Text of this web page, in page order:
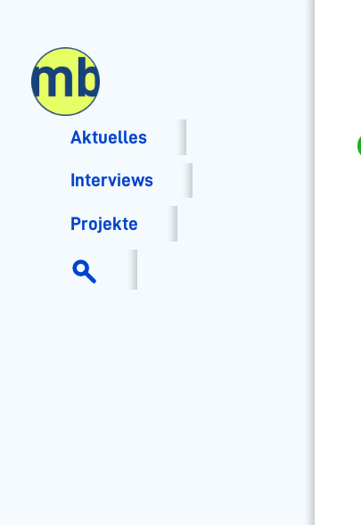
Aktuelles
Interviews
Projekte